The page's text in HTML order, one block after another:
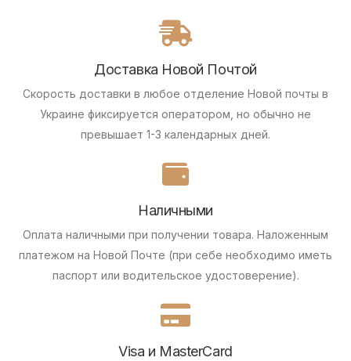
Доставка Новой Почтой
Скорость доставки в любое отделение Новой почты в
Украине фиксируется оператором, но обычно не
превышает 1-3 календарных дней.
Наличными
Оплата наличными при получении товара. Наложенным
платежом на Новой Почте (при себе необходимо иметь
паспорт или водительское удостоверение).
Visa и MasterCard